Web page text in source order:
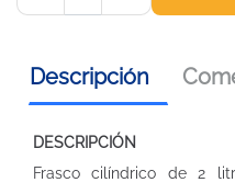
Descripción
DESCRIPCIÓN
Frasco cilíndrico de 2